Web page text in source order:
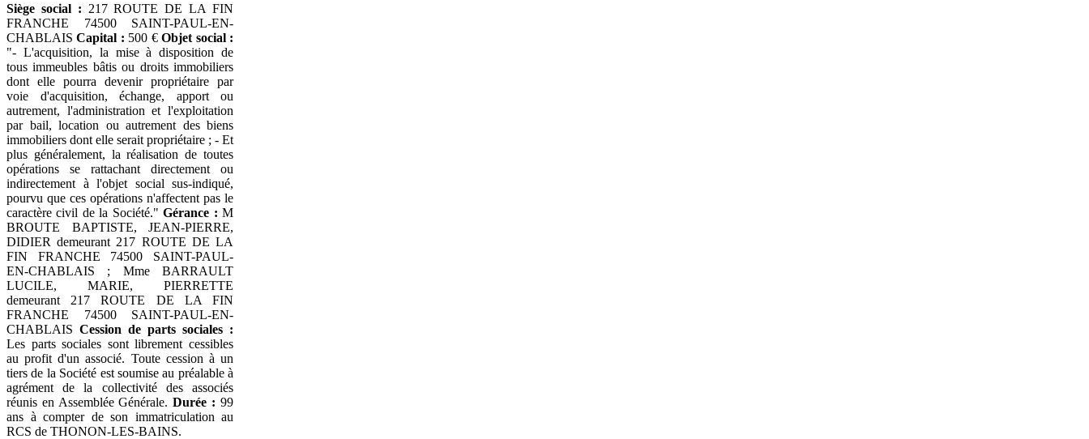
Siège social : 217 ROUTE DE LA FIN
FRANCHE 74500 SAINT-PAUL-EN-
CHABLAISCapital : 500 €Objet social :
"- L'acquisition, la mise à disposition de
tous immeubles bâtis ou droits immobiliers
dont elle pourra devenir propriétaire par
voie d'acquisition, échange, apport ou
autrement, l'administration et l'exploitation
par bail, location ou autrement des biens
immobiliers dont elle serait propriétaire ; - Et
plus généralement, la réalisation de toutes
opérations se rattachant directement ou
indirectement à l'objet social sus-indiqué,
pourvu que ces opérations n'affectent pas le
caractère civil de la Société."Gérance : M
BROUTE BAPTISTE, JEAN-PIERRE,
DIDIER demeurant 217 ROUTE DE LA
FIN FRANCHE 74500 SAINT-PAUL-
EN-CHABLAIS ; Mme BARRAULT
LUCILE, MARIE, PIERRETTE
demeurant 217 ROUTE DE LA FIN
FRANCHE 74500 SAINT-PAUL-EN-
CHABLAIS Cession de parts sociales :
Les parts sociales sont librement cessibles
au profit d'un associé. Toute cession à un
tiers de la Société est soumise au préalable à
agrément de la collectivité des associés
réunis en Assemblée Générale.Durée : 99
ans à compter de son immatriculation au
RCS de THONON-LES-BAINS.